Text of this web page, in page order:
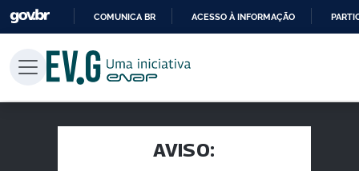
PARA
CONTEÚDO
COMUNICA BR ACESSO À INFORMAÇÃO
AVISO: